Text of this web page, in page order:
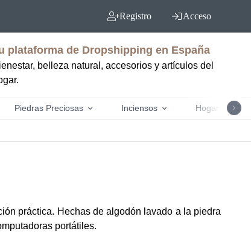
Registro Acceso
plataforma de Dropshipping en España
belleza natural, accesorios y artículos del
Piedras Preciosas Inciensos Hogar y jardín
práctica. Hechas de algodón lavado a la piedra
portátiles.